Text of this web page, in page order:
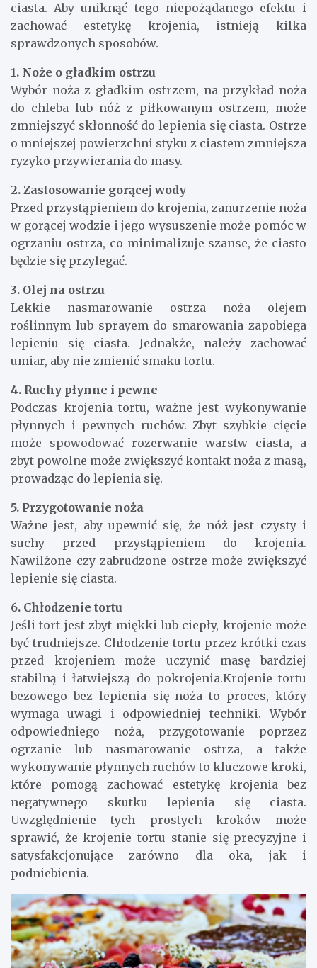
ciasta. Aby uniknąć tego niepożądanego efektu i
zachować estetykę krojenia, istnieją kilka
sprawdzonych sposobów.
1. Noże o gładkim ostrzu
Wybór noża z gładkim ostrzem, na przykład noża
do chleba lub nóż z piłkowanym ostrzem, może
zmniejszyć skłonność do lepienia się ciasta. Ostrze
o mniejszej powierzchni styku z ciastem zmniejsza
ryzyko przywierania do masy.
2. Zastosowanie gorącej wody
Przed przystąpieniem do krojenia, zanurzenie noża
w gorącej wodzie i jego wysuszenie może pomóc w
ogrzaniu ostrza, co minimalizuje szanse, że ciasto
będzie się przylegać.
3. Olej na ostrzu
Lekkie nasmarowanie ostrza noża olejem
roślinnym lub sprayem do smarowania zapobiega
lepieniu się ciasta. Jednakże, należy zachować
umiar, aby nie zmienić smaku tortu.
4. Ruchy płynne i pewne
Podczas krojenia tortu, ważne jest wykonywanie
płynnych i pewnych ruchów. Zbyt szybkie cięcie
może spowodować rozerwanie warstw ciasta, a
zbyt powolne może zwiększyć kontakt noża z masą,
prowadząc do lepienia się.
5. Przygotowanie noża
Ważne jest, aby upewnić się, że nóż jest czysty i
suchy przed przystąpieniem do krojenia.
Nawilżone czy zabrudzone ostrze może zwiększyć
lepienie się ciasta.
6. Chłodzenie tortu
Jeśli tort jest zbyt miękki lub ciepły, krojenie może
być trudniejsze. Chłodzenie tortu przez krótki czas
przed krojeniem może uczynić masę bardziej
stabilną i łatwiejszą do pokrojenia.Krojenie tortu
bezowego bez lepienia się noża to proces, który
wymaga uwagi i odpowiedniej techniki. Wybór
odpowiedniego noża, przygotowanie poprzez
ogrzanie lub nasmarowanie ostrza, a także
wykonywanie płynnych ruchów to kluczowe kroki,
które pomogą zachować estetykę krojenia bez
negatywnego skutku lepienia się ciasta.
Uwzględnienie tych prostych kroków może
sprawić, że krojenie tortu stanie się precyzyjne i
satysfakcjonujące zarówno dla oka, jak i
podniebienia.